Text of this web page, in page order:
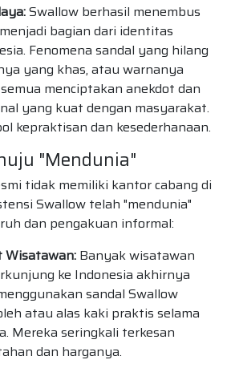
Swallow berhasil menembus
bagian dari identitas
Fenomena sandal yang hilang
yang khas, atau warnanya
menciptakan anekdot dan
yang kuat dengan masyarakat.
kepraktisan dan kesederhanaan.
"Mendunia"
tidak memiliki kantor cabang di
Swallow telah "mendunia"
dan pengakuan informal:
Wisatawan: Banyak wisatawan
ke Indonesia akhirnya
sandal Swallow
atau alas kaki praktis selama
Mereka seringkali terkesan
dan harganya.